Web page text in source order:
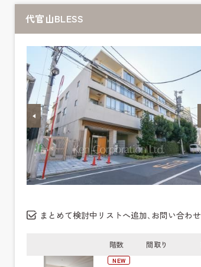
代官山BLESS
まとめて検討中リストへ追加､お問い合わせ
階数 間取り
NEW